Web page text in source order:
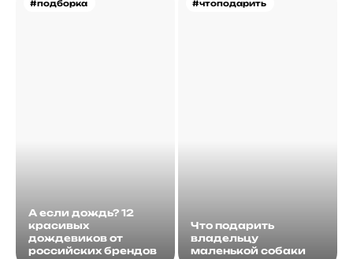
#подборка
А если дождь? 12
красивых
дождевиков от
российских брендов
#чтоподарить
Что подарить
владельцу
маленькой собаки